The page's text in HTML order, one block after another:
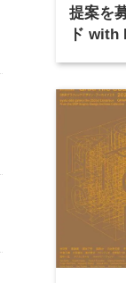
提案を
ド with